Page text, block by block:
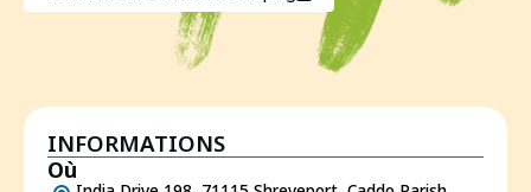
INFORMATIONS
Où